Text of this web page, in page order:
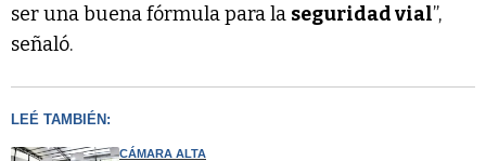
ser una buena fórmula para la seguridad vial”,
señaló.
LEÉ TAMBIÉN:
CÁMARA ALTA